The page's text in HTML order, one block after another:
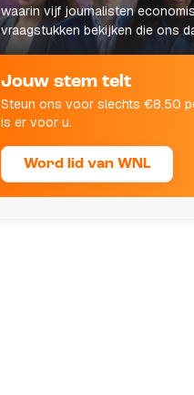
waarin vijf journalisten
vraagstukken bekijken die ons
leven raken.
Jouw stem telt
Steun ons voor slechts €8,50
is er voor u.
Word lid van WNL